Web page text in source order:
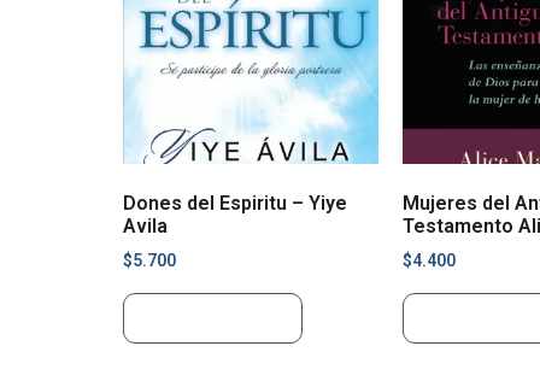
Dones del Espiritu – Yiye
Avila
$5.700
Mujeres del
Testamento
$4.400